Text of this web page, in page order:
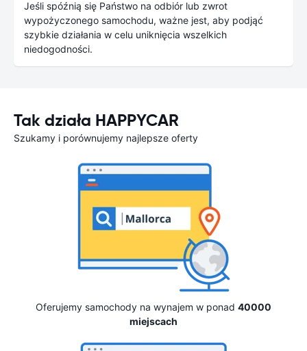
Jeśli spóźnią się Państwo na odbiór lub zwrot
wypożyczonego samochodu, ważne jest, aby podjąć
szybkie działania w celu uniknięcia wszelkich
niedogodności.
Tak działa HAPPYCAR
Szukamy i porównujemy najlepsze oferty
Oferujemy samochody na wynajem w ponad 40000
miejscach